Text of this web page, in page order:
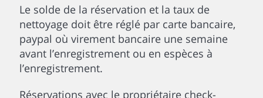
Le solde de la réservation et la taux de
nettoyage doit être réglé par carte bancaire,
paypal où virement bancaire une semaine
avant l’enregistrement ou en espèces à
l’enregistrement.
Réservations avec le propriétaire check-